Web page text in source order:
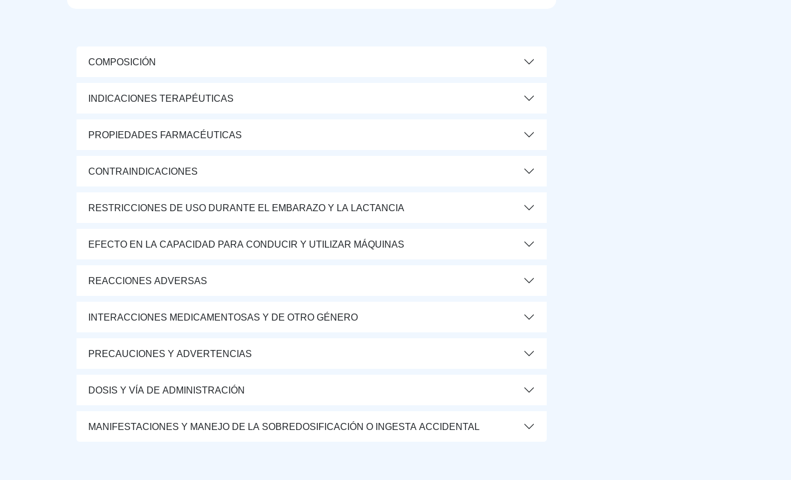
COMPOSICIÓN
INDICACIONES TERAPÉUTICAS
PROPIEDADES FARMACÉUTICAS
CONTRAINDICACIONES
RESTRICCIONES DE USO DURANTE EL EMBARAZO Y LA LACTANCIA
EFECTO EN LA CAPACIDAD PARA CONDUCIR Y UTILIZAR MÁQUINAS
REACCIONES ADVERSAS
INTERACCIONES MEDICAMENTOSAS Y DE OTRO GÉNERO
PRECAUCIONES Y ADVERTENCIAS
DOSIS Y VÍA DE ADMINISTRACIÓN
MANIFESTACIONES Y MANEJO DE LA SOBREDOSIFICACIÓN O INGESTA ACCIDENTAL